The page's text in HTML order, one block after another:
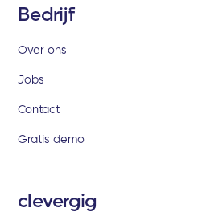
Bedrijf
Over ons
Jobs
Contact
Gratis demo
clevergig